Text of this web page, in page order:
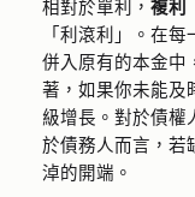
相對於單利， 複利
「利滾利」。在
併入原有的本金中
著，如果你未能及
級增長。對於債權
於債務人而言，若
淖的開端。